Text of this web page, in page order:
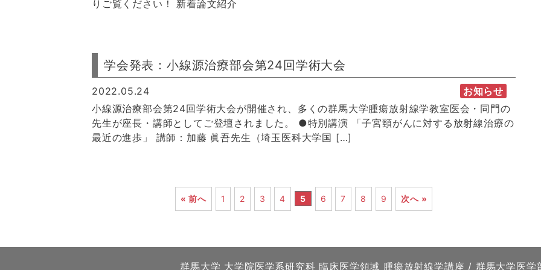
りご覧ください！ 新着論文紹介
学会発表：小線源治療部会第24回学術大会
2022.05.24
お知らせ
小線源治療部会第24回学術大会が開催され、多くの群馬大学腫瘍放射線学教室医会・同門の
先生が座長・講師としてご登壇されました。 ●特別講演 「子宮頸がんに対する放射線治療の
最近の進歩」 講師：加藤 眞吾先生（埼玉医科大学国 […]
« 前へ 1 2 3 4 5 6 7 8 9 次へ »
群馬大学 大学院医学系研究科 臨床医学領域 腫瘍放射線学講座 / 群馬大学医学